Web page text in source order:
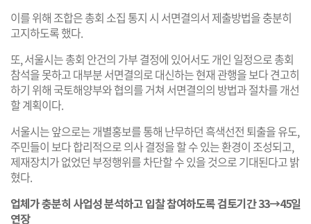
이를 위해 조합은 총회 소집 통지 시 서면결의서 제출방법을 충분히
고지하도록 했다.
또, 서울시는 총회 안건의 가부 결정에 있어서도 개인 일정으로 총회
참석을 못하고 대부분 서면결의로 대신하는 현재 관행을 보다 견고히
하기 위해 국토해양부와 협의를 거쳐 서면결의의 방법과 절차를 개선
할 계획이다.
서울시는 앞으로는 개별홍보를 통해 난무하던 흑색선전 퇴출을 유도,
주민들이 보다 합리적으로 의사 결정을 할 수 있는 환경이 조성되고,
제재장치가 없었던 부정행위를 차단할 수 있을 것으로 기대된다고 밝
혔다.
업체가 충분히 사업성 분석하고 입찰 참여하도록 검토기간 33→45일
연장